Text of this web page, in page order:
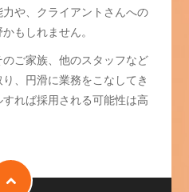
や、クライアントさんへの
もしれません。
ご家族、他のスタッフなど
、円滑に業務をこなしてき
れば採用される可能性は高